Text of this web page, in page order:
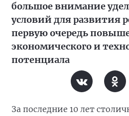
большое внимание
условий для развития
первую очередь
экономического и
потенциала
За последние 10 лет